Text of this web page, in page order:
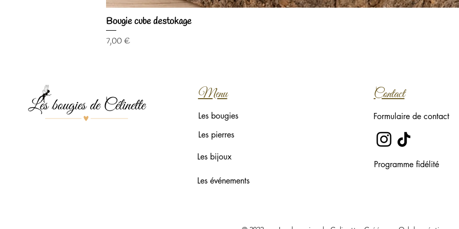
Bougie cube destokage
Prix
7,00 €
Menu
Les bougies
Les pierres
Les bijoux
Les événements
Contact
Programme fidélité
Formulaire de contact